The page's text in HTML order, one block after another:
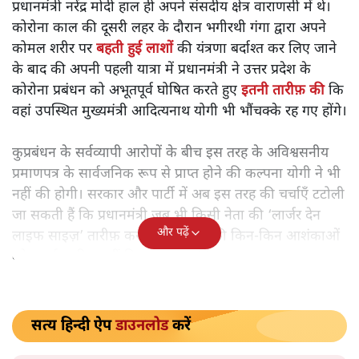
श्रवण गर्ग
दुनिया भर के मुल्कों में उत्तर प्रदेश के कोरोना-प्रबंधन को लेकर
उंगलियां उठाई गईं, गंगा में बहती लाशों के फोटो प्रकाशित किये गए
लेकिन इन सब को एक झटके से खारिज़ करते हुए प्रधानमंत्री ने
महामारी के श्रेष्ठ प्रबंधन का प्रमाणपत्र मंच से जारी कर दिया।
करीब दो सौ मुल्कों में सबसे ज़्यादा आबादी वाला लोकतांत्रिक देश
भारत हो तो फिर उसके प्रधानमंत्री के मुंह से निकलने वाला प्रत्येक